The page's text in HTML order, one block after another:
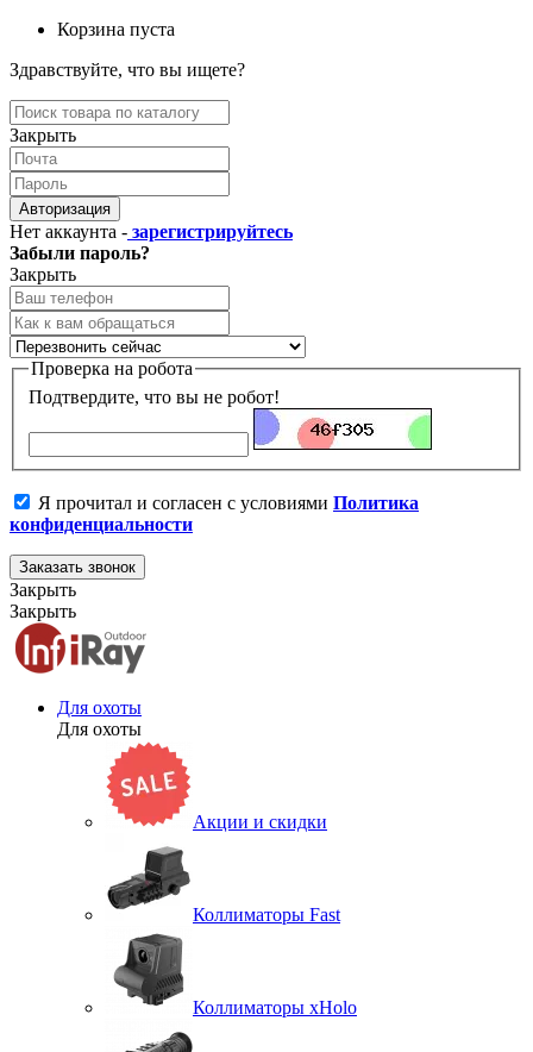
Корзина пуста
Здравствуйте, что вы ищете?
Закрыть
Авторизация
Нет аккаунта - зарегистрируйтесь
Забыли пароль?
Закрыть
Проверка на робота
Подтвердите, что вы не робот!
Я прочитал и согласен с условиями Политика
конфиденциальности
Заказать звонок
Закрыть
Закрыть
Для охоты
Для охоты
Акции и скидки
Коллиматоры Fast
Коллиматоры xHolo